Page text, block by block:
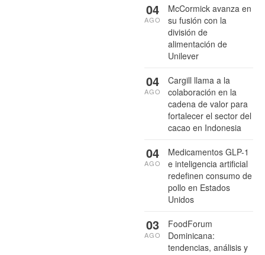
McCormick avanza en
su fusión con la
división de
alimentación de
Unilever
04
AGO
Cargill llama a la
colaboración en la
cadena de valor para
fortalecer el sector del
cacao en Indonesia
04
AGO
Medicamentos GLP-1
e inteligencia artificial
redefinen consumo de
pollo en Estados
Unidos
04
AGO
FoodForum
Dominicana:
tendencias, análisis y
03
AGO